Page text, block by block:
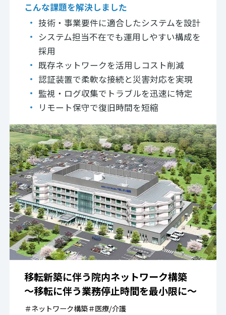
こんな課題を解決しました
技術・事業要件に適合したシステムを設計
システム担当不在でも運用しやすい構成を
採用
既存ネットワークを活用しコスト削減
認証装置で柔軟な接続と災害対応を実現
監視・ログ収集でトラブルを迅速に特定
リモート保守で復旧時間を短縮
移転新築に伴う院内ネットワーク構築
～移転に伴う業務停止時間を最小限に～
＃ネットワーク構築＃医療/介護